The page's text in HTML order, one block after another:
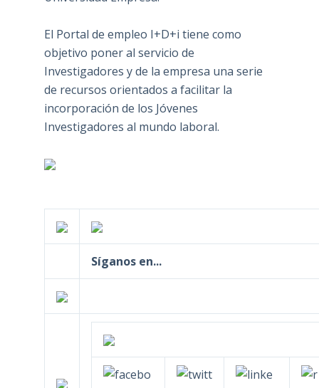
El Portal de empleo I+D+i tiene como
objetivo poner al servicio de
Investigadores y de la empresa una serie
de recursos orientados a facilitar la
incorporación de los Jóvenes
Investigadores al mundo laboral.
Síganos en...